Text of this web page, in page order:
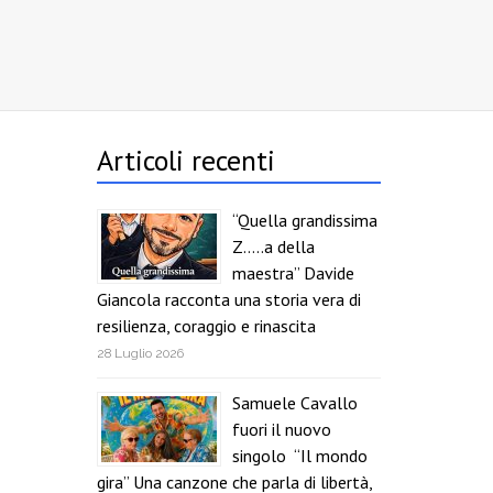
Articoli recenti
“Quella grandissima
Z…..a della
maestra” Davide
Giancola racconta una storia vera di
resilienza, coraggio e rinascita
28 Luglio 2026
Samuele Cavallo
fuori il nuovo
singolo “Il mondo
gira” Una canzone che parla di libertà,